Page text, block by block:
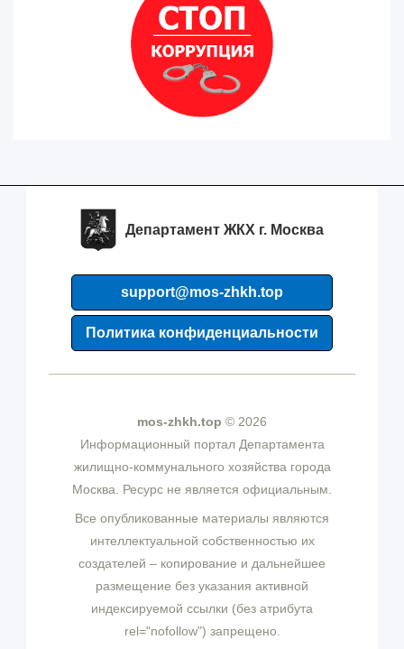
Департамент ЖКХ г. Москва
support@mos-zhkh.top
Политика конфиденциальности
mos-zhkh.top © 2026
Информационный портал Департамента
жилищно-коммунального хозяйства города
Москва. Ресурс не является официальным.
Все опубликованные материалы являются
интеллектуальной собственностью их
создателей – копирование и дальнейшее
размещение без указания активной
индексируемой ссылки (без атрибута
rel="nofollow") запрещено.